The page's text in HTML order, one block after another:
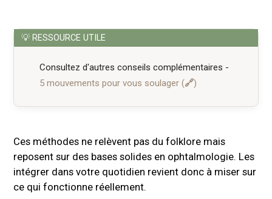
Consultez d'autres conseils complémentaires -
5 mouvements pour vous soulager
Ces méthodes ne relèvent pas du folklore mais
reposent sur des bases solides en ophtalmologie. Les
intégrer dans votre quotidien revient donc à miser sur
ce qui fonctionne réellement.